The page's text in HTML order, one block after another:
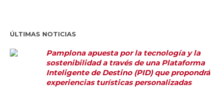
ÚLTIMAS NOTICIAS
Pamplona apuesta por la tecnología y la
sostenibilidad a través de una Plataforma
Inteligente de Destino (PID) que propondrá
experiencias turísticas personalizadas